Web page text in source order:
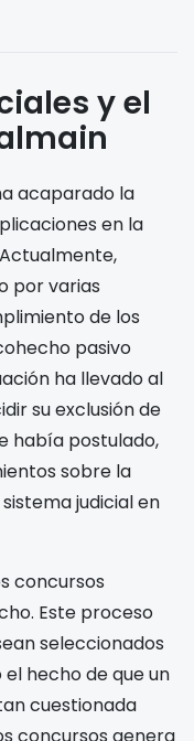
y el
acaparado la
en la
por varias
de los
pasivo
ha llevado al
su exclusión de
había postulado,
sobre la
judicial en
concursos
Este proceso
seleccionados
hecho de que un
cuestionada
concursos genera